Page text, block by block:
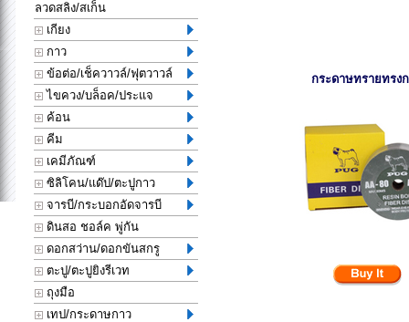
ลวดสลิง/สเก็น
เกียง
กาว
ข้อต่อ/เช็ควาวล์/ฟุตวาวล์
ไขควง/บล็อค/ประแจ
ค้อน
คีม
เคมีภัณฑ์
ซิลิโคน/แด๊ป/ตะปูกาว
จารบี/กระบอกอัดจารบี
ดินสอ ชอล์ค พู่กัน
ดอกสว่าน/ดอกขันสกรู
ตะปู/ตะปูยิงรีเวท
ถุงมือ
เทป/กระดาษกาว
กระดาษทรายทรง